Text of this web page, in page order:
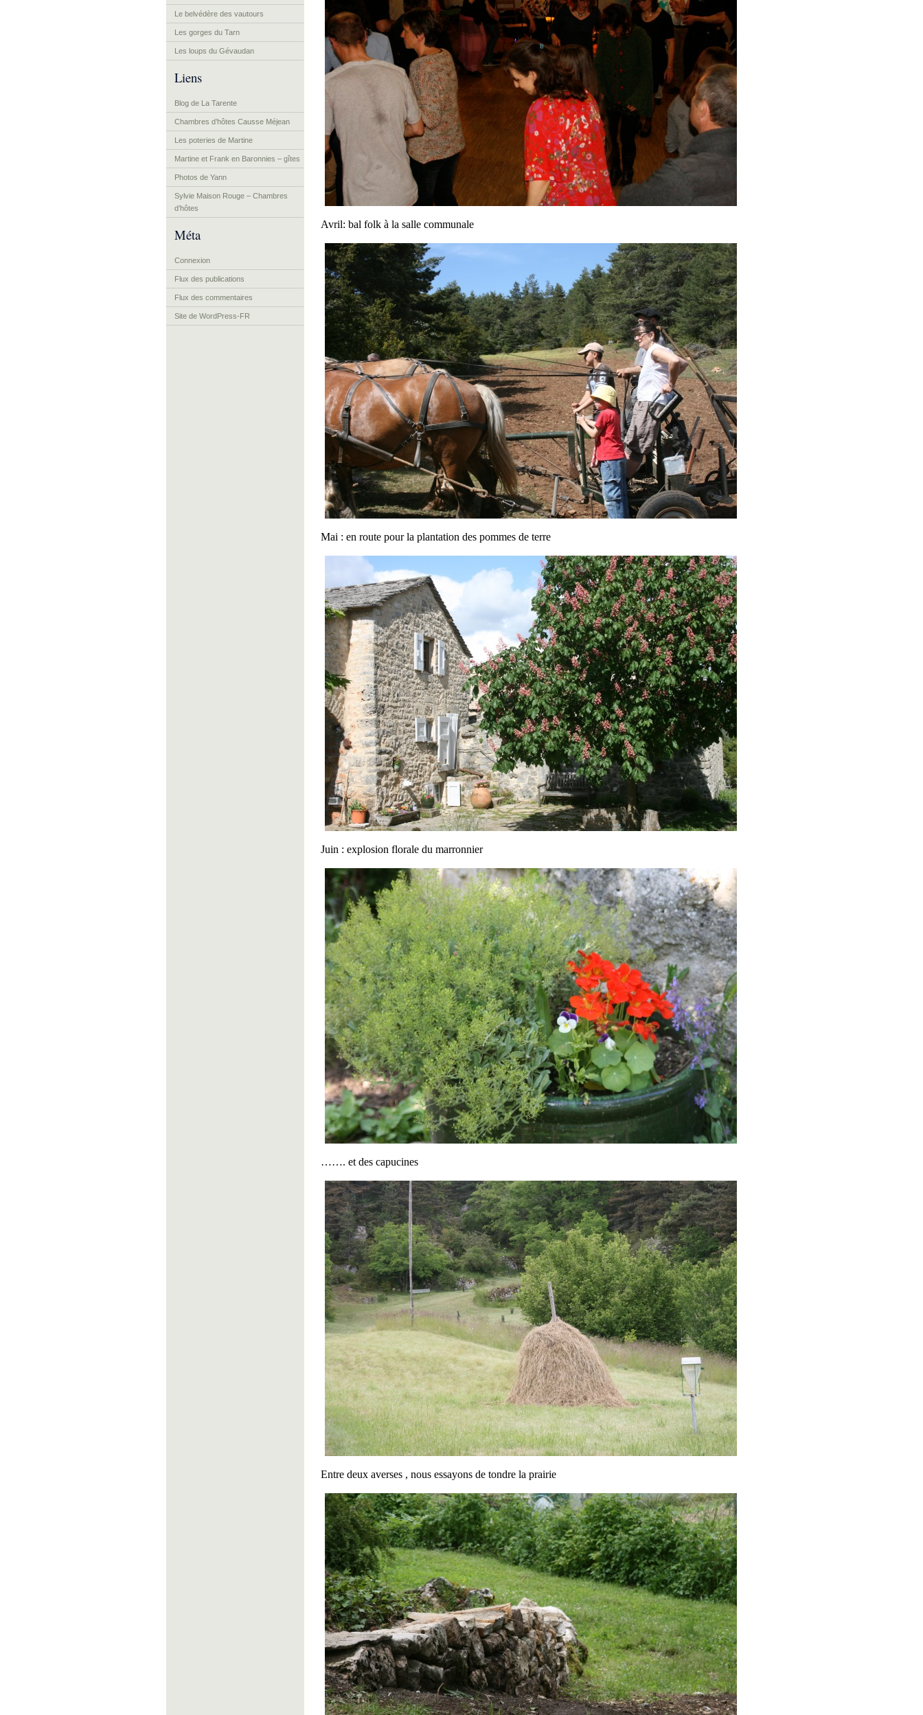
Le belvédère des vautours
Les gorges du Tarn
Les loups du Gévaudan
Liens
Blog de La Tarente
Chambres d’hôtes Causse Méjean
Les poteries de Martine
Martine et Frank en Baronnies – gîtes
Photos de Yann
Sylvie Maison Rouge – Chambres
d’hôtes
Méta
Connexion
Flux des publications
Flux des commentaires
Site de WordPress-FR
Avril: bal folk à la salle communale
Mai : en route pour la plantation des pommes de terre
Juin : explosion florale du marronnier
……. et des capucines
Entre deux averses , nous essayons de tondre la prairie